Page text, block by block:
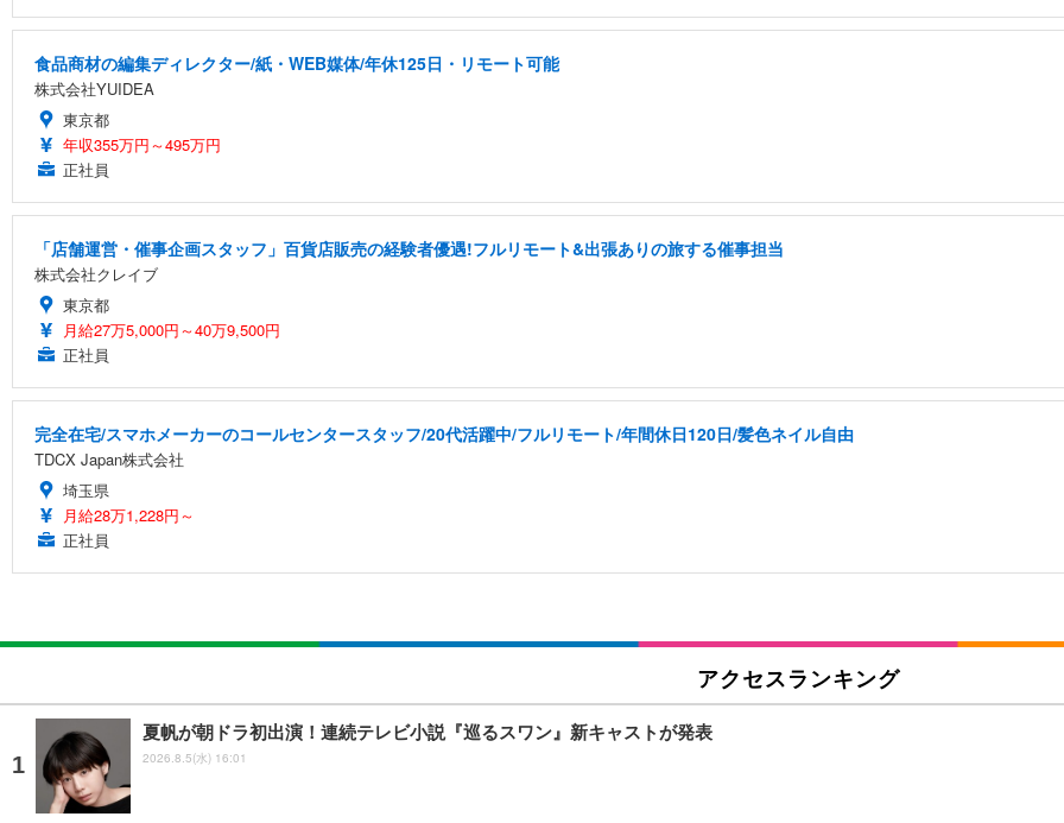
食品商材の編集ディレクター/紙・WEB媒体/年休125日・リモート可能
株式会社YUIDEA
東京都
年収355万円～495万円
正社員
「店舗運営・催事企画スタッフ」百貨店販売の経験者優遇!フルリモート&出張ありの旅する催事担当
株式会社クレイブ
東京都
月給27万5,000円～40万9,500円
正社員
完全在宅/スマホメーカーのコールセンタースタッフ/20代活躍中/フルリモート/年間休日120日/髪色ネイル自由
TDCX Japan株式会社
埼玉県
月給28万1,228円～
正社員
アクセスランキング
夏帆が朝ドラ初出演！連続テレビ小説『巡るスワン』新キャストが発表
2026.8.5(水) 16:01